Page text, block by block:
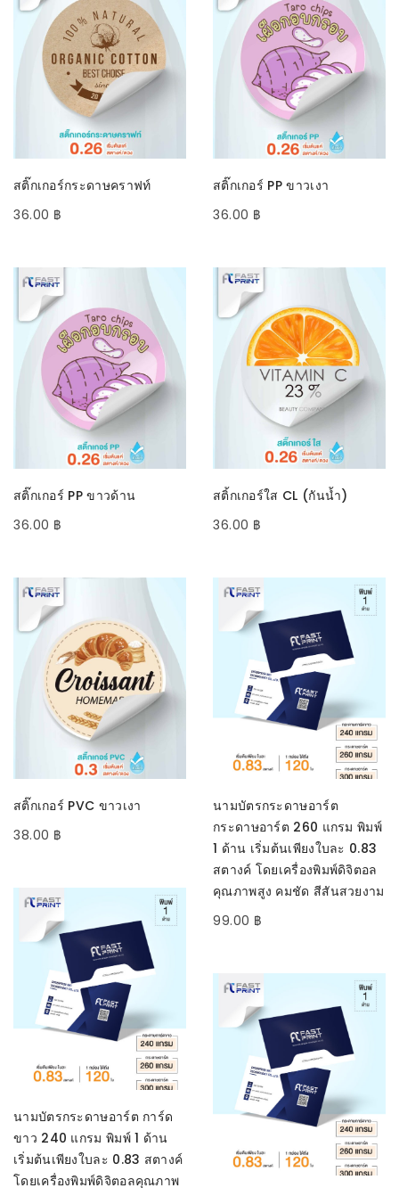
SELECT OPTIONS
สติ๊กเกอร์กระดาษคราฟท์
36.00 ฿
SELECT OPTIONS
สติ๊กเกอร์ PP ขาวเงา
36.00 ฿
SELECT OPTIONS
สติ๊กเกอร์ PP ขาวด้าน
36.00 ฿
SELECT OPTIONS
สติ้กเกอร์ใส CL (กันน้ำ)
36.00 ฿
SELECT OPTIONS
สติ๊กเกอร์ PVC ขาวเงา
38.00 ฿
SELECT OPTIONS
นามบัตรกระดาษอาร์ต
กระดาษอาร์ต 260 แกรม พิมพ์
1 ด้าน เริ่มต้นเพียงใบละ 0.83
สตางค์ โดยเครื่องพิมพ์ดิจิตอล
คุณภาพสูง คมชัด สีสันสวยงาม
99.00 ฿
SELECT OPTIONS
นามบัตรกระดาษอาร์ต การ์ด
ขาว 240 แกรม พิมพ์ 1 ด้าน
เริ่มต้นเพียงใบละ 0.83 สตางค์
โดยเครื่องพิมพ์ดิจิตอลคุณภาพ